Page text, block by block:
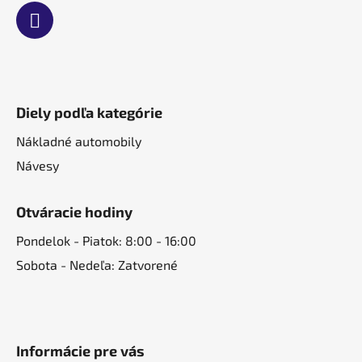
Diely podľa kategórie
Nákladné automobily
Návesy
Otváracie hodiny
Pondelok - Piatok: 8:00 - 16:00
Sobota - Nedeľa: Zatvorené
Informácie pre vás